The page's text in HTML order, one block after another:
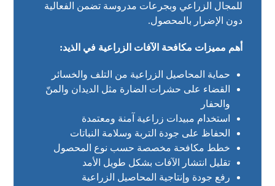
للمجال الزراعي وبجرعات مدروسة تضمن الفعالية
دون الإضرار بالمحصول.
أهم مميزات مكافحة الآفات الزراعية في الذيد:
حماية المحاصيل الزراعية من التلف والخسائر
القضاء على حشرات الضارة مثل الديدان والمنّ
والحفار
استخدام مبيدات زراعية آمنة ومعتمدة
الحفاظ على جودة التربة وسلامة النباتات
خطط مكافحة مخصصة حسب نوع المحصول
تقليل انتشار الآفات بشكل طويل الأمد
رفع جودة وإنتاجية المحاصيل الزراعية